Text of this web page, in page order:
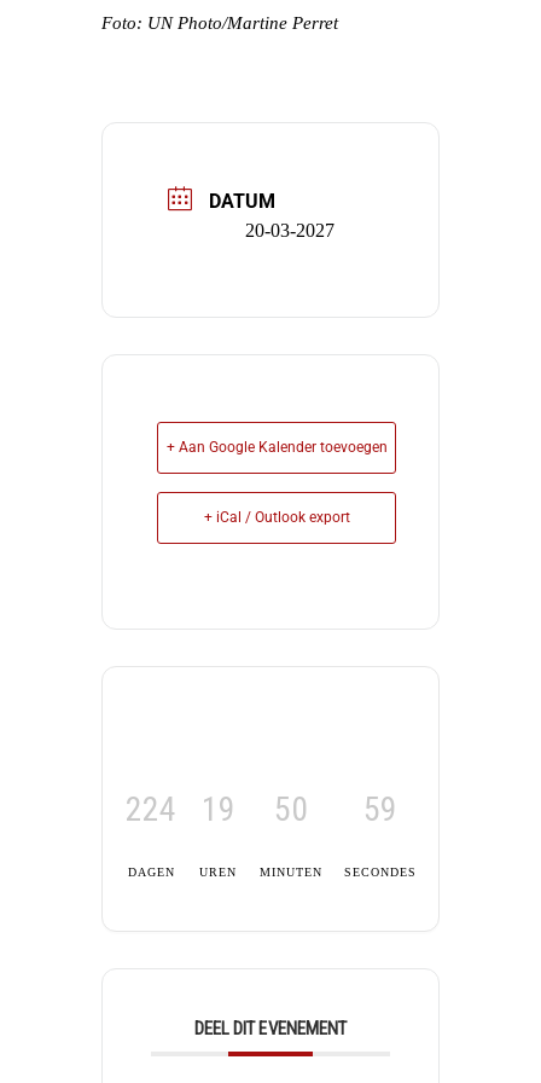
Foto: UN Photo/Martine Perret
DATUM
20-03-2027
+ Aan Google Kalender toevoegen
+ iCal / Outlook export
224
DAGEN
19
UREN
50
MINUTEN
59
SECONDES
DEEL DIT EVENEMENT